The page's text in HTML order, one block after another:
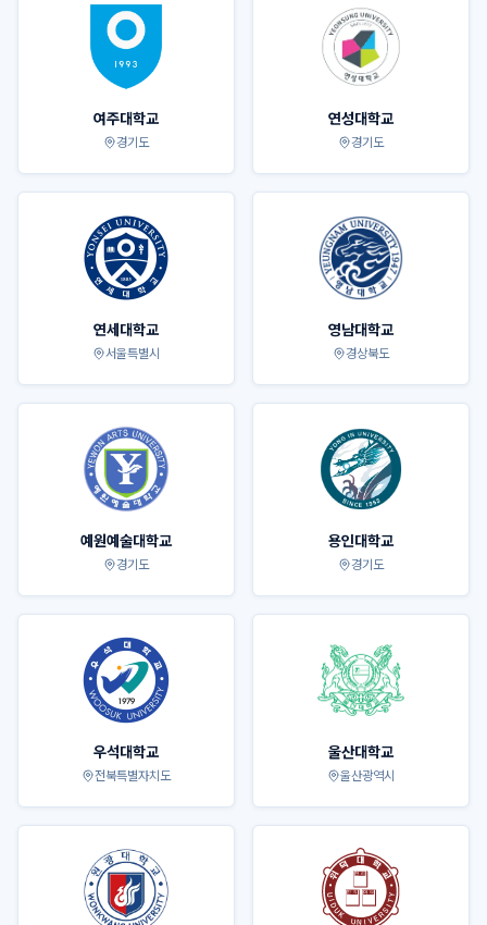
여주대학교
경기도
연성대학교
경기도
연세대학교
서울특별시
영남대학교
경상북도
예원예술대학교
경기도
용인대학교
경기도
우석대학교
전북특별자치도
울산대학교
울산광역시